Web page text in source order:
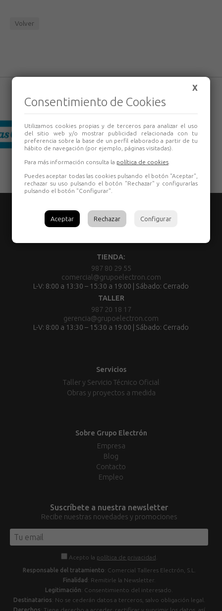
Volver
TIENDA:
987 80 29 55
comercial@grupoelectron.com
L-V: 8:00 a 13:30 – 15:30 a 19:00 | Sábado: Cerrado
TALLER
987 20 18 17
gerencia@grupoelectron.com
L-V: 8:00 a 13:30 – 15:30 a 19:00 | Sábado: Cerrado
Servicios
Taller y Servicio Técnico Oficial
Obras y proyectos a medida
Sobre Grupo Electrón
Empresa
Blog
Contacto
Empleo
Suscríbete a nuestra newsletter
Recibe nuestras novedades y promociones
Acepto la política de privacidad
Responsable del tratamiento: Comercial Talleres Electrón, S.L.
Finalidad : Remitirle la Newsletter.
Legitimación: Consentimiento del interesado.
Destinatarios: No se cederán datos a terceros, salvo obligación legal.
Derechos: Tiene derecho a acceder, rectificar y suprimir los datos, así
X
Consentimiento de Cookies
Utilizamos cookies propias y de terceros para analizar el uso
del sitio web y/o mostrar publicidad relacionada con tu
preferencia sobre la base de un perfil elaborado a partir de tu
hábito de navegación (por ejemplo, páginas visitadas).
Para más información consulta la política de cookies
Puedes aceptar todas las cookies pulsando el botón "Aceptar",
rechazar su uso pulsando el botón "Rechazar" y configurarlas
pulsando el botón "Configurar".
Aceptar Rechazar Configurar